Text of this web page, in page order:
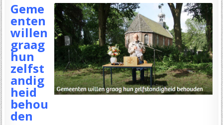
Geme
enten
willen
graag
hun
zelfst
andig
heid
behou
den